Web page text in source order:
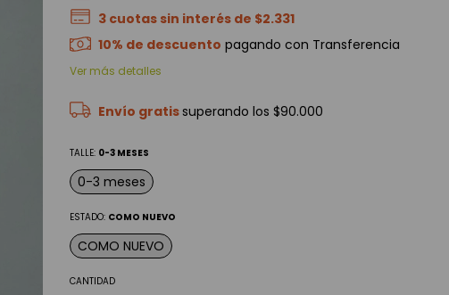
3 cuotas sin interés de $2.331
10% de descuento pagando con Transferencia
Ver más detalles
Envío gratissuperando los $90.000
TALLE: 0-3 MESES
0-3 meses
ESTADO: COMO NUEVO
COMO NUEVO
CANTIDAD